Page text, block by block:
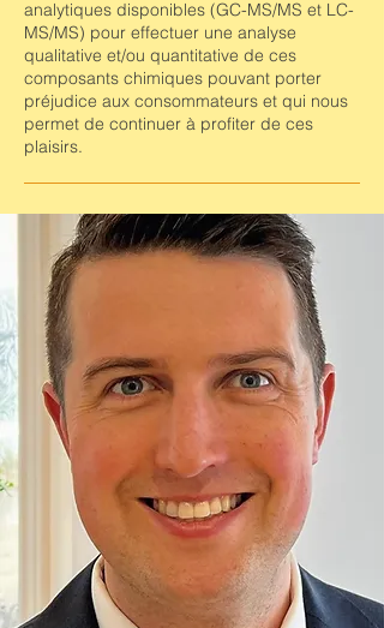
analytiques disponibles (GC-MS/MS et LC-
MS/MS) pour effectuer une analyse
qualitative et/ou quantitative de ces
composants chimiques pouvant porter
préjudice aux consommateurs et qui nous
permet de continuer à profiter de ces
plaisirs.